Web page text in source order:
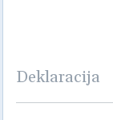
Deklaracija